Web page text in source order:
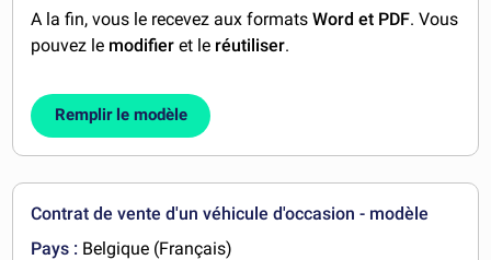
A la fin, vous le recevez aux formatsWord et PDF. Vous
pouvez le modifier et le réutiliser.
Remplir le modèle
Contrat de vente d'un véhicule d'occasion - modèle
Pays : Belgique (Français)